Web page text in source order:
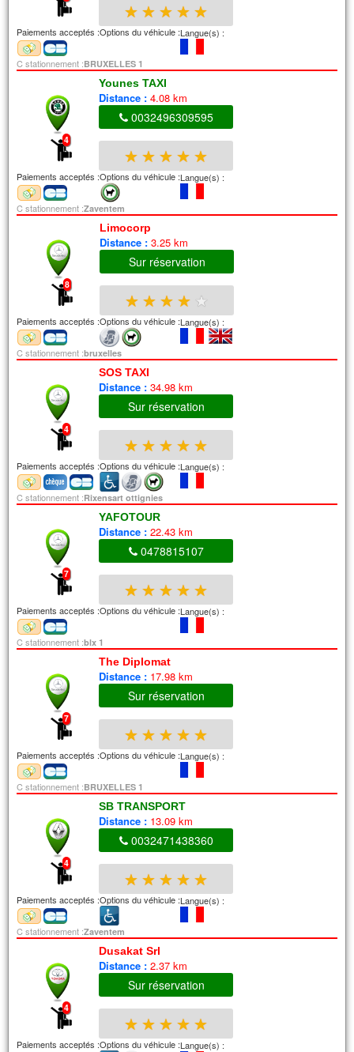
★ ★ ★ ★ ★
Paiements acceptés :Options du véhicule :Langue(s) :
C stationnement :BRUXELLES 1
4
Younes TAXI
Distance : 4.08 km
0032496309595
★ ★ ★ ★ ★
Paiements acceptés :Options du véhicule :Langue(s) :
C stationnement :Zaventem
8
Limocorp
Distance : 3.25 km
Sur réservation
★ ★ ★ ★ ★
Paiements acceptés :Options du véhicule :Langue(s) :
C stationnement :bruxelles
4
SOS TAXI
Distance : 34.98 km
Sur réservation
★ ★ ★ ★ ★
Paiements acceptés :Options du véhicule :Langue(s) :
C stationnement :Rixensart ottignies
7
YAFOTOUR
Distance : 22.43 km
0478815107
★ ★ ★ ★ ★
Paiements acceptés :Options du véhicule :Langue(s) :
C stationnement :blx 1
7
The Diplomat
Distance : 17.98 km
Sur réservation
★ ★ ★ ★ ★
Paiements acceptés :Options du véhicule :Langue(s) :
C stationnement :BRUXELLES 1
4
SB TRANSPORT
Distance : 13.09 km
0032471438360
★ ★ ★ ★ ★
Paiements acceptés :Options du véhicule :Langue(s) :
C stationnement :Zaventem
4
Dusakat Srl
Distance : 2.37 km
Sur réservation
★ ★ ★ ★ ★
Paiements acceptés :Options du véhicule :Langue(s) :